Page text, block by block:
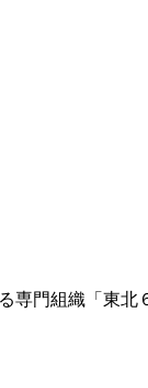
専門組織「東北